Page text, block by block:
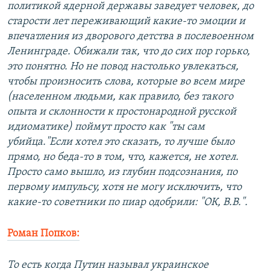
политикой ядерной державы заведует человек, до
старости лет переживающий какие-то эмоции и
впечатления из дворового детства в послевоенном
Ленинграде. Обижали так, что до сих пор горько,
это понятно. Но не повод настолько увлекаться,
чтобы произносить слова, которые во всем мире
(населенном людьми, как правило, без такого
опыта и склонности к простонародной русской
идиоматике) поймут просто как "ты сам
убийца."Если хотел это сказать, то лучше было
прямо, но беда-то в том, что, кажется, не хотел.
Просто само вышло, из глубин подсознания, по
первому импульсу, хотя не могу исключить, что
какие-то советники по пиар одобрили: "ОК, В.В.".
Роман Попков:
То есть когда Путин называл украинское